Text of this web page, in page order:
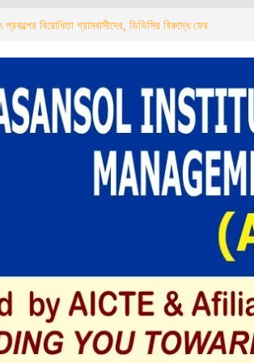
বিরোধিতা গ্রামবাসীদের, ডিভিসির বিরুদ্ধে ফের
ने टोटो और ऑटो चालकों के साथ चलाया जागरूकता
परियोजना का ग्रामीणों ने किया विरोध, डीवीसी के
ক্লাবের কালিপুজোর প্রস্তুতি শুরু খুঁটি পুজোর মাধ্যমে
টোটো ও অটো চালকদের নিয়ে সচেতনতা কর্মসূচি